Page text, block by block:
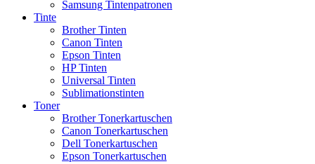
Samsung Tintenpatronen
Tinte
Brother Tinten
Canon Tinten
Epson Tinten
HP Tinten
Universal Tinten
Sublimationstinten
Toner
Brother Tonerkartuschen
Canon Tonerkartuschen
Dell Tonerkartuschen
Epson Tonerkartuschen